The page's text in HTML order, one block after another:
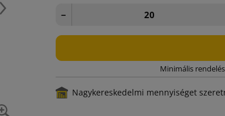
Következő −
Minimális
Nagykereskedelmi mennyiséget